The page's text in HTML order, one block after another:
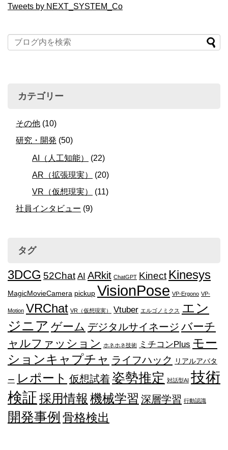
Tweets by NEXT_SYSTEM_Co
カテゴリー
その他 (10)
研究・開発 (50)
AI（人工知能）
(22)
AR（拡張現実）
(20)
VR（仮想現実）
(11)
社員インタビュー (9)
タグ
3DCG 52Chat AI ARkit ChatGPT Kinect Kinesys
MagicMovieCamera pickup VisionPose VP-Ergono VP-
Motion VRChat VR（仮想現実） Vtuber エルゴノミクス エン
ジニア ゲーム デジタルサイネージ バーチ
ャルファッション
ホネホネ技術 ミチコンPlus モー
ションキャプチャ ライフハック リアルアバタ
ー レポート 仮想試着姿勢推定 対話型AI 技術
検証採用情報 機械学習 深層学習 行動認識
開発事例 骨格検出